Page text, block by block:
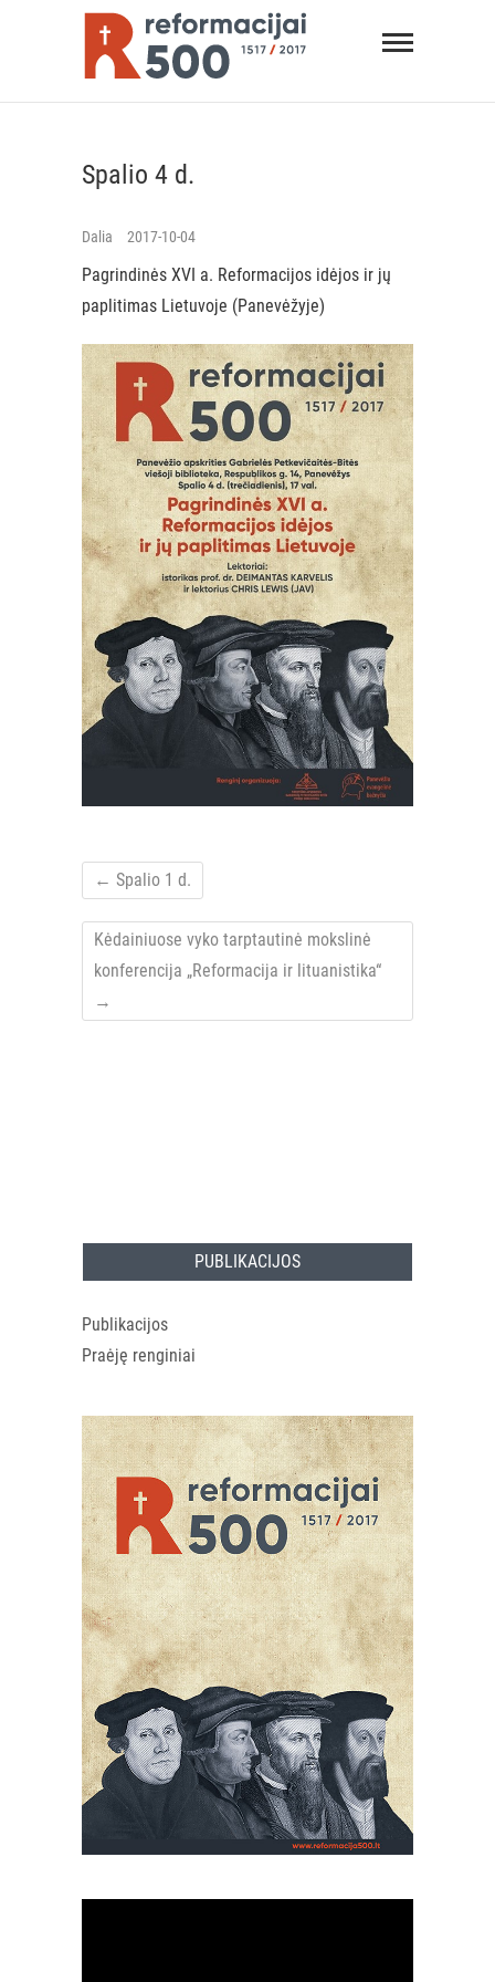
REFORMACIJA 500
Spalio 4 d.
Dalia 2017-10-04
Pagrindinės XVI a. Reformacijos idėjos ir jų
paplitimas Lietuvoje (Panevėžyje)
← Spalio 1 d.
Kėdainiuose vyko tarptautinė mokslinė
konferencija „Reformacija ir lituanistika“
→
PUBLIKACIJOS
Publikacijos
Praėję renginiai